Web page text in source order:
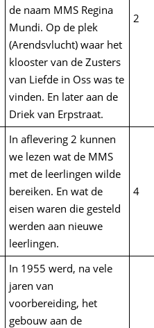
de naam MMS Regina
Mundi. Op de plek
(Arendsvlucht) waar het
klooster van de Zusters
van Liefde in Oss was te
vinden. En later aan de
Driek van Erpstraat.
2
In aflevering 2 kunnen
we lezen wat de MMS
met de leerlingen wilde
bereiken. En wat de
eisen waren die gesteld
werden aan nieuwe
leerlingen.
4
In 1955 werd, na vele
jaren van
voorbereiding, het
gebouw aan de